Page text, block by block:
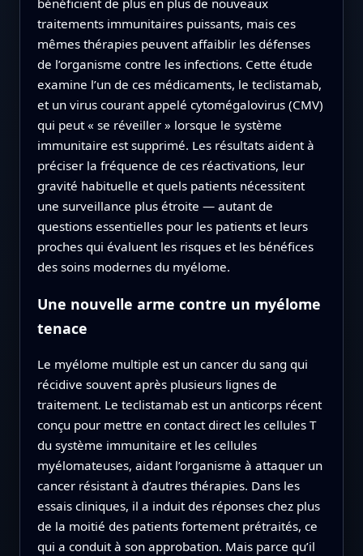
traitements immunitaires puissants, mais ces
mêmes thérapies peuvent affaiblir les défenses
de l’organisme contre les infections. Cette étude
examine l’un de ces médicaments, le teclistamab,
et un virus courant appelé cytomégalovirus (CMV)
qui peut « se réveiller » lorsque le système
immunitaire est supprimé. Les résultats aident à
préciser la fréquence de ces réactivations, leur
gravité habituelle et quels patients nécessitent
une surveillance plus étroite — autant de
questions essentielles pour les patients et leurs
proches qui évaluent les risques et les bénéfices
des soins modernes du myélome.
Une nouvelle arme contre un myélome
tenace
Le myélome multiple est un cancer du sang qui
récidive souvent après plusieurs lignes de
traitement. Le teclistamab est un anticorps récent
conçu pour mettre en contact direct les cellules T
du système immunitaire et les cellules
myélomateuses, aidant l’organisme à attaquer un
cancer résistant à d’autres thérapies. Dans les
essais cliniques, il a induit des réponses chez plus
de la moitié des patients fortement prétraités, ce
qui a conduit à son approbation. Mais parce qu’il